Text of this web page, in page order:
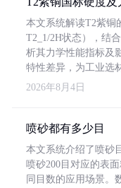
本文系统解读T2紫铜
T2_1/2H状态），结
析其力学性能指标及
特性差异，为工业选
2026年8月4日
喷砂都有多少目
本文系统介绍了喷砂
喷砂200目对应的表
同目数的应用场景。